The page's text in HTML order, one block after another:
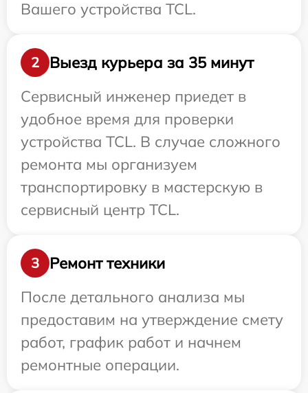
Вашего устройства TCL.
2
Выезд курьера за 35 минут
Сервисный инженер приедет в
удобное время для проверки
устройства TCL. В случае сложного
ремонта мы организуем
транспортировку в мастерскую в
сервисный центр TCL.
3
Ремонт техники
После детального анализа мы
предоставим на утверждение смету
работ, график работ и начнем
ремонтные операции.